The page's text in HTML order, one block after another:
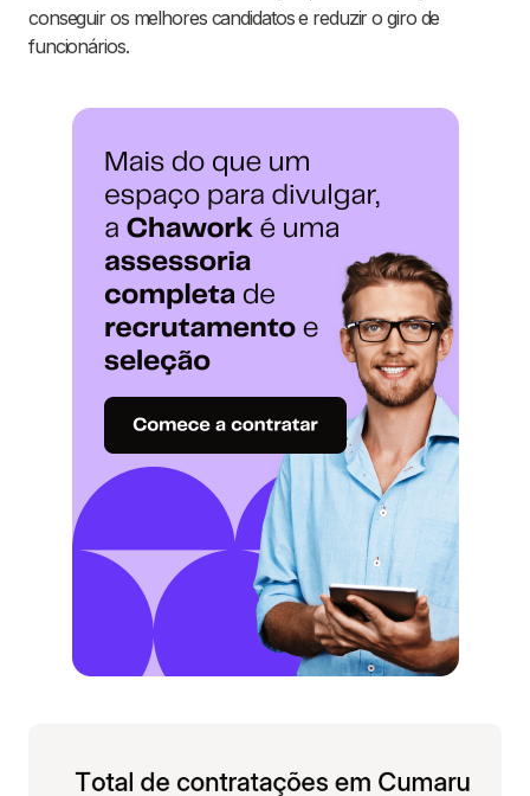
conseguir os melhores candidatos e reduzir o giro de
funcionários.